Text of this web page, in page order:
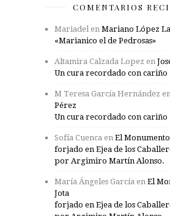
COMENTARIOS
Mariadel en Mariano López
«Marianico el de Pedrosas»
Altamira Calzada Lopez en
Un cura recordado con cariño
M Teresa García Hernández en
Pérez
Un cura recordado con cariño
Sofía Cuenca en El Monumento
forjado en Ejea de los
por Argimiro Martín Alonso.
María Ángeles García en El
Jota
forjado en Ejea de los